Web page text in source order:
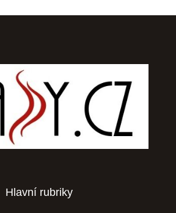
Hlavní rubriky